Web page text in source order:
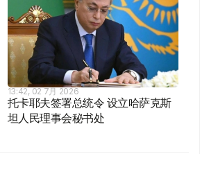
13:42, 02 7月 2026
托卡耶夫签署总统令 设立哈萨克斯
坦人民理事会秘书处